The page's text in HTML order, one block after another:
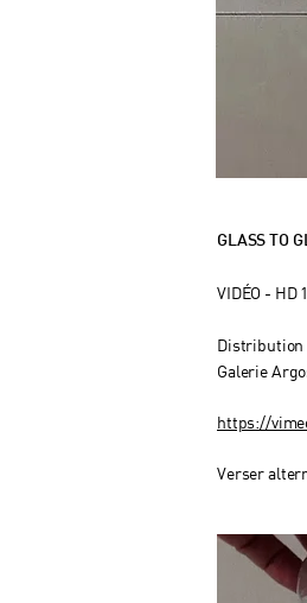
GLASS TO
VIDÉO - HD
Distribution
Galerie
https://
Verser